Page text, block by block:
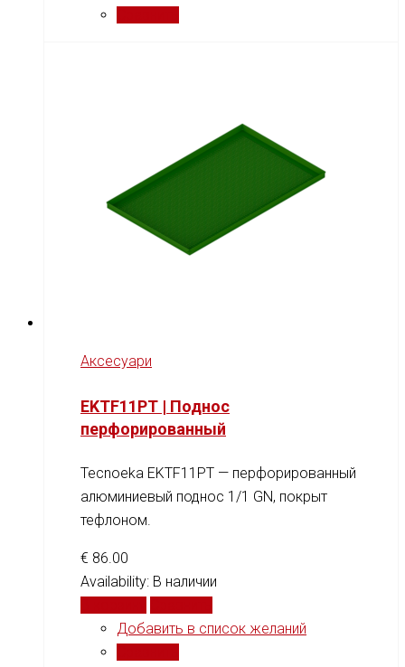
Аксесуари
EKTF11PT | Поднос
перфорированный
Tecnoeka EKTF11PT — перфорированный
алюминиевый поднос 1/1 GN, покрыт
тефлоном.
€ 86.00
Availability: В наличии
Добавить в список желаний